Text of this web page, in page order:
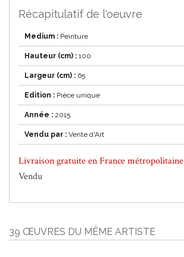
Récapitulatif de l'oeuvre
Medium : Peinture
Hauteur (cm) : 100
Largeur (cm) : 65
Edition : Pièce unique
Année : 2015
Vendu par : Vente d'Art
Livraison gratuite en France métropolitaine
Vendu
39 ŒUVRES DU MÊME ARTISTE